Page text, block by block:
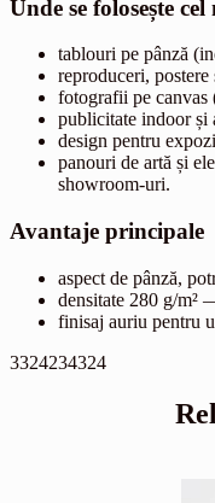
Unde se folosește cel
tablouri pe pânză
reproduceri,
fotografii pe canvas
publicitate indoor și
design pentru
panouri de artă și
showroom-uri.
Avantaje principale
aspect de pânză,
densitate 280 g/m²
finisaj auriu pentru
3324234324